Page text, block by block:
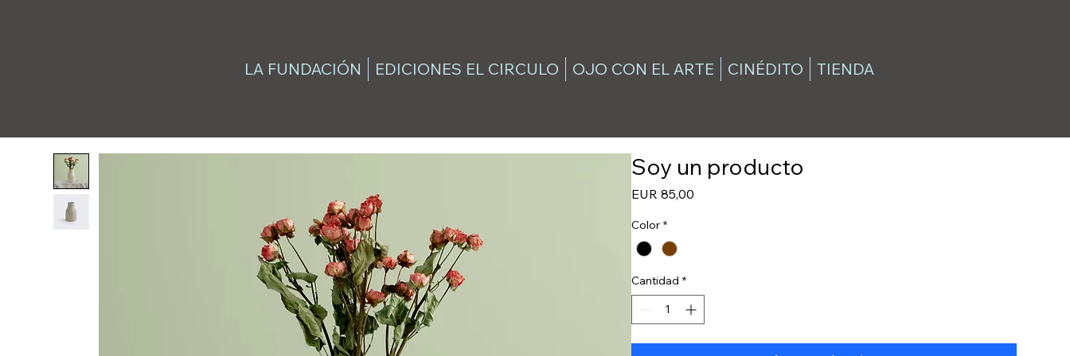
LA FUNDACIÓN EDICIONES EL CIRCULO OJO CON EL ARTE CINÉDITO TIENDA
Soy un producto
EUR 85,00Precio
Color *
Cantidad *